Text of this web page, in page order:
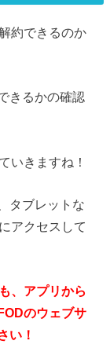
約できるのか
きるかの確認
いきますね！
タブレットな
アクセスして
、アプリから
のウェブサ
い！